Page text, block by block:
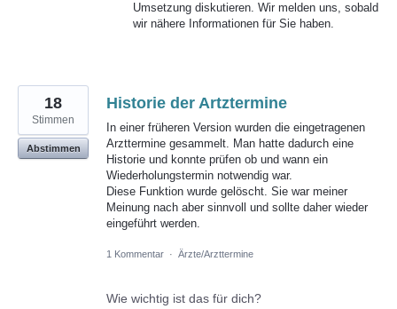
Umsetzung diskutieren. Wir melden uns, sobald
wir nähere Informationen für Sie haben.
Historie der Artztermine
In einer früheren Version wurden die eingetragenen
Arzttermine gesammelt. Man hatte dadurch eine
Historie und konnte prüfen ob und wann ein
Wiederholungstermin notwendig war.
Diese Funktion wurde gelöscht. Sie war meiner
Meinung nach aber sinnvoll und sollte daher wieder
eingeführt werden.
18
Stimmen
Abstimmen
1 Kommentar · Ärzte/Arzttermine
Wie wichtig ist das für dich?